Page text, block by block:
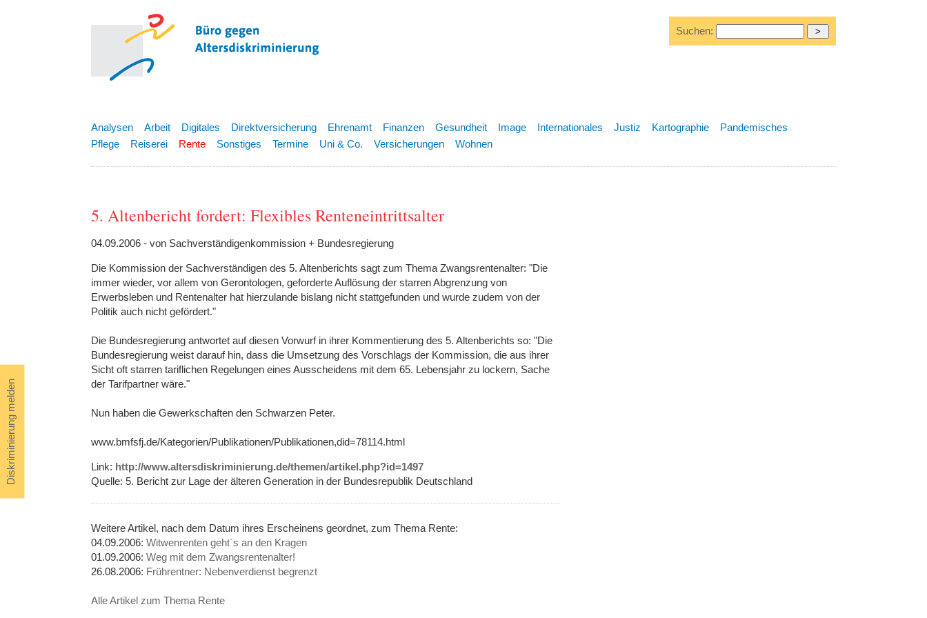
Diskriminierung melden
Suchen:
Analysen Arbeit Digitales Direktversicherung Ehrenamt Finanzen Gesundheit Image Internationales Justiz Kartographie
Pandemisches
Pflege
Reiserei Rente Sonstiges Termine Uni & Co. Versicherungen Wohnen
5. Altenbericht fordert: Flexibles Renteneintrittsalter
04.09.2006 - von Sachverständigenkommission + Bundesregierung
Die Kommission der Sachverständigen des 5. Altenberichts sagt zum Thema Zwangsrentenalter: "Die
immer wieder, vor allem von Gerontologen, geforderte Auflösung der starren Abgrenzung von
Erwerbsleben und Rentenalter hat hierzulande bislang nicht stattgefunden und wurde zudem von der
Politik auch nicht gefördert."
Die Bundesregierung antwortet auf diesen Vorwurf in ihrer Kommentierung des 5. Altenberichts so: "Die
Bundesregierung weist darauf hin, dass die Umsetzung des Vorschlags der Kommission, die aus ihrer
Sicht oft starren tariflichen Regelungen eines Ausscheidens mit dem 65. Lebensjahr zu lockern, Sache
der Tarifpartner wäre."
Nun haben die Gewerkschaften den Schwarzen Peter.
www.bmfsfj.de/Kategorien/Publikationen/Publikationen,did=78114.html
Link: http://www.altersdiskriminierung.de/themen/artikel.php?id=1497
Quelle: 5. Bericht zur Lage der älteren Generation in der Bundesrepublik Deutschland
Weitere Artikel, nach dem Datum ihres Erscheinens geordnet, zum Thema Rente:
04.09.2006: Witwenrenten geht`s an den Kragen
01.09.2006: Weg mit dem Zwangsrentenalter!
26.08.2006: Frührentner: Nebenverdienst begrenzt
Alle Artikel zum Thema Rente